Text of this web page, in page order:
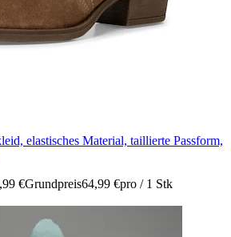
elastisches Material, taillierte Passform,
€Grundpreis64,99 €pro / 1 Stk